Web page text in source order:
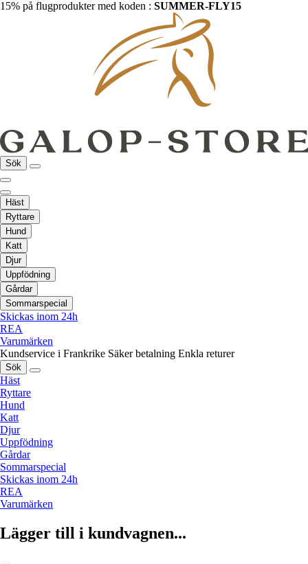
15% på flugprodukter med koden : SUMMER-FLY15
Sök
Häst
Ryttare
Hund
Katt
Djur
Uppfödning
Gårdar
Sommarspecial
Skickas inom 24h
REA
Varumärken
Kundservice i Frankrike Säker betalning Enkla returer
Sök
Häst
Ryttare
Hund
Katt
Djur
Uppfödning
Gårdar
Sommarspecial
Skickas inom 24h
REA
Varumärken
Lägger till i kundvagnen...